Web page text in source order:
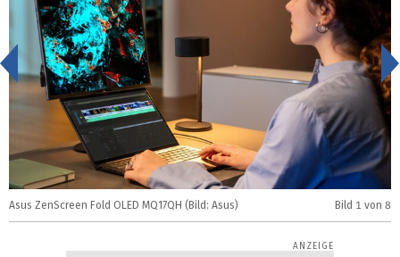
Asus ZenScreen Fold OLED MQ17QH (Bild: Asus) Bild 1 von 8
<